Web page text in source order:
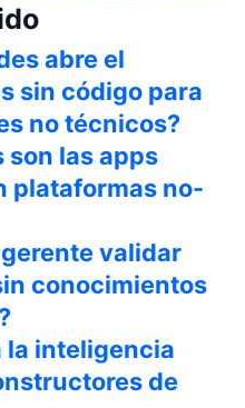
abre el
sin código para
no técnicos?
son las apps
plataformas no-
validar
conocimientos
la inteligencia
de